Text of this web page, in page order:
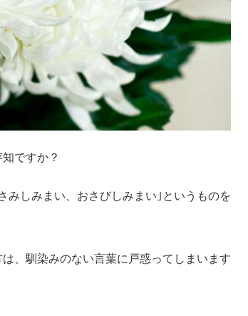
ですか？
みしみまい、おさびしみまい｣というものを
、馴染みのない言葉に戸惑ってしまいます